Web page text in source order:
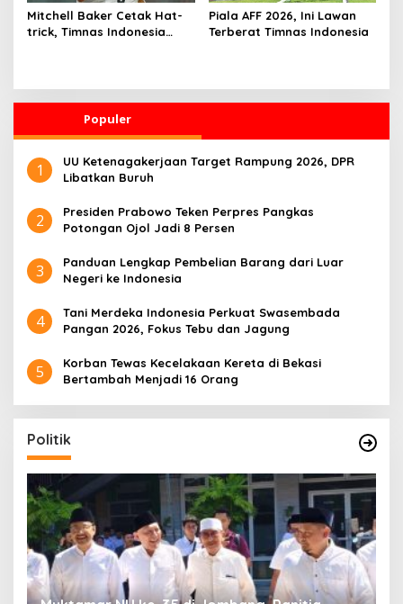
Mitchell Baker Cetak Hat-
trick, Timnas Indonesia
Piala AFF 2026, Ini Lawan
Terberat Timnas Indonesia
Populer
1
UU Ketenagakerjaan Target Rampung 2026, DPR
Libatkan Buruh
2
Presiden Prabowo Teken Perpres Pangkas
Potongan Ojol Jadi 8 Persen
3
Panduan Lengkap Pembelian Barang dari Luar
Negeri ke Indonesia
4
Tani Merdeka Indonesia Perkuat Swasembada
Pangan 2026, Fokus Tebu dan Jagung
5
Korban Tewas Kecelakaan Kereta di Bekasi
Bertambah Menjadi 16 Orang
Politik